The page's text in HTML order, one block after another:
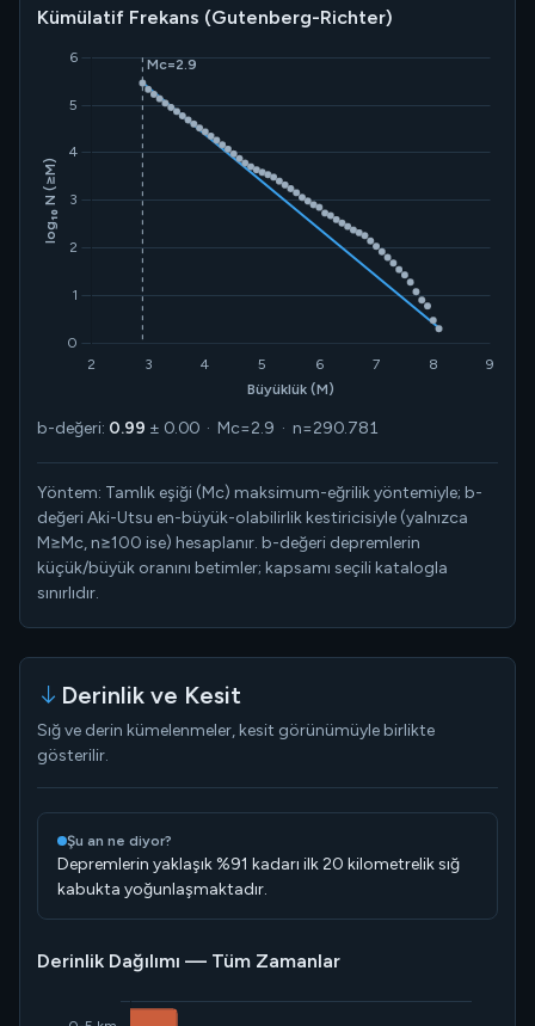
Kümülatif Frekans (Gutenberg-Richter)
b-değeri: 0.99 ± 0.00 · Mc=2.9 · n=290.781
Yöntem: Tamlık eşiği (Mc) maksimum-eğrilik yöntemiyle; b-
değeri Aki-Utsu en-büyük-olabilirlik kestiricisiyle (yalnızca
M≥Mc, n≥100 ise) hesaplanır. b-değeri depremlerin
küçük/büyük oranını betimler; kapsamı seçili katalogla
sınırlıdır.
Derinlik ve Kesit
Sığ ve derin kümelenmeler, kesit görünümüyle birlikte
gösterilir.
Şu an ne diyor?
Depremlerin yaklaşık %91 kadarı ilk 20 kilometrelik sığ
kabukta yoğunlaşmaktadır.
Derinlik Dağılımı — Tüm Zamanlar